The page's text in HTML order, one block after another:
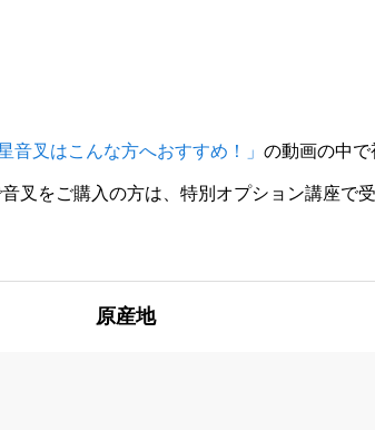
星音叉はこんな方へおすすめ！」 の動画の中で
叉をご購入の方は、特別オプション講座で
原産地